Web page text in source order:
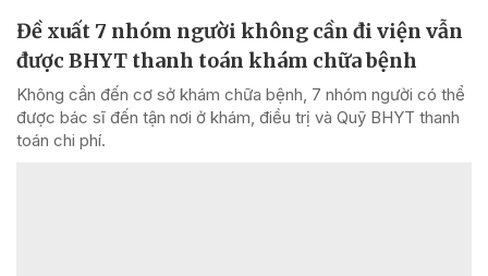
Đề xuất 7 nhóm người không cần đi viện vẫn
được BHYT thanh toán khám chữa bệnh
Không cần đến cơ sở khám chữa bệnh, 7 nhóm người có thể
được bác sĩ đến tận nơi ở khám, điều trị và Quỹ BHYT thanh
toán chi phí.